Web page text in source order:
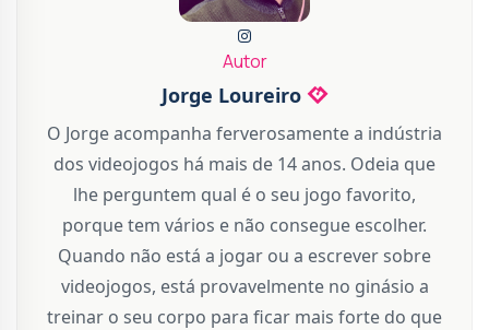
Autor
Jorge Loureiro
O Jorge acompanha ferverosamente a indústria
dos videojogos há mais de 14 anos. Odeia que
lhe perguntem qual é o seu jogo favorito,
porque tem vários e não consegue escolher.
Quando não está a jogar ou a escrever sobre
videojogos, está provavelmente no ginásio a
treinar o seu corpo para ficar mais forte do que